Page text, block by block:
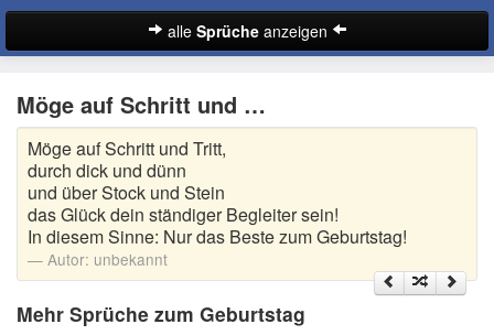
alle Sprücheanzeigen
Abschiedssprüche
Anmachsprüche
Beileidssprüche
Coole Sprüche
Dumme Sprüche
Möge auf Schritt und …
Möge auf Schritt und Tritt,
durch dick und dünn
und über Stock und Stein
das Glück dein ständiger Begleiter sein!
In diesem Sinne: Nur das Beste zum Geburtstag!
Autor: unbekannt
Mehr Sprüche zum Geburtstag